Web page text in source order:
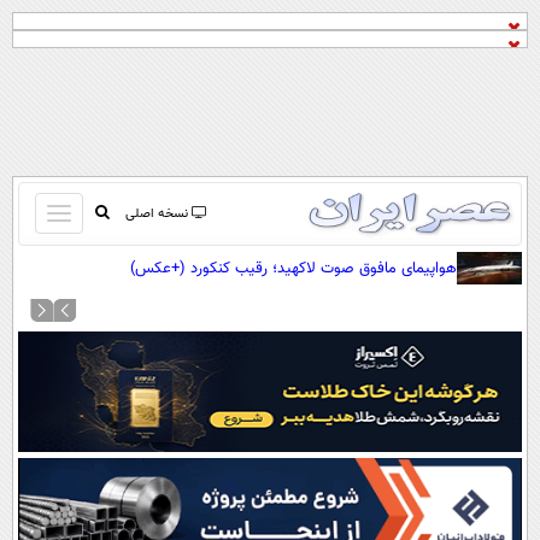
نسخه اصلی
باز
و
کردن
صفحه اول
آرشیو
نظرسنجی
آب و هوا
اوقات شرعی
سواد زندگی
هواپیمای مافوق صوت لاکهید؛ رقیب کنکورد (+عکس)